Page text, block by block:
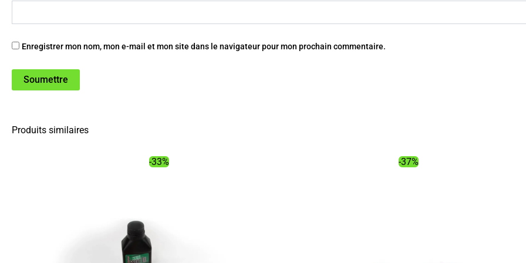
Enregistrer mon nom, mon e-mail et mon site dans le navigateur pour mon prochain commentaire.
Produits similaires
-33% -37%